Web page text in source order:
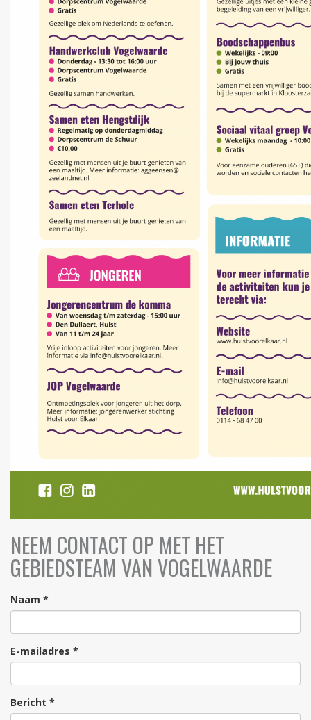
NEEM CONTACT OP MET HET
GEBIEDSTEAM VAN VOGELWAARDE
Naam *
E-mailadres *
Bericht *